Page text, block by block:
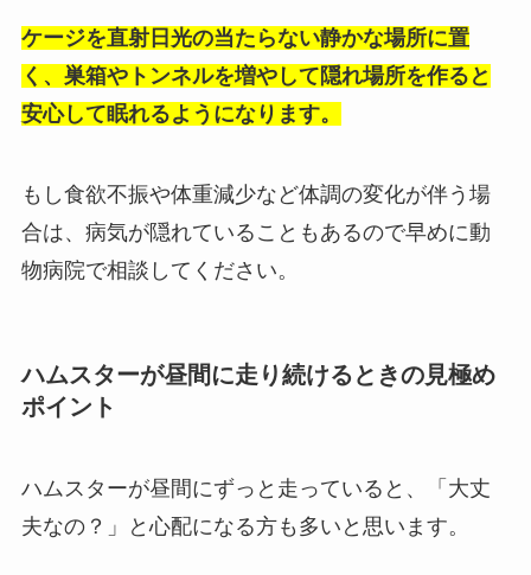
ケージを直射日光の当たらない静かな場所に置
く、巣箱やトンネルを増やして隠れ場所を作ると
安心して眠れるようになります。
もし食欲不振や体重減少など体調の変化が伴う場
合は、病気が隠れていることもあるので早めに動
物病院で相談してください。
ハムスターが昼間に走り続けるときの見極め
ポイント
ハムスターが昼間にずっと走っていると、「大丈
夫なの？」と心配になる方も多いと思います。